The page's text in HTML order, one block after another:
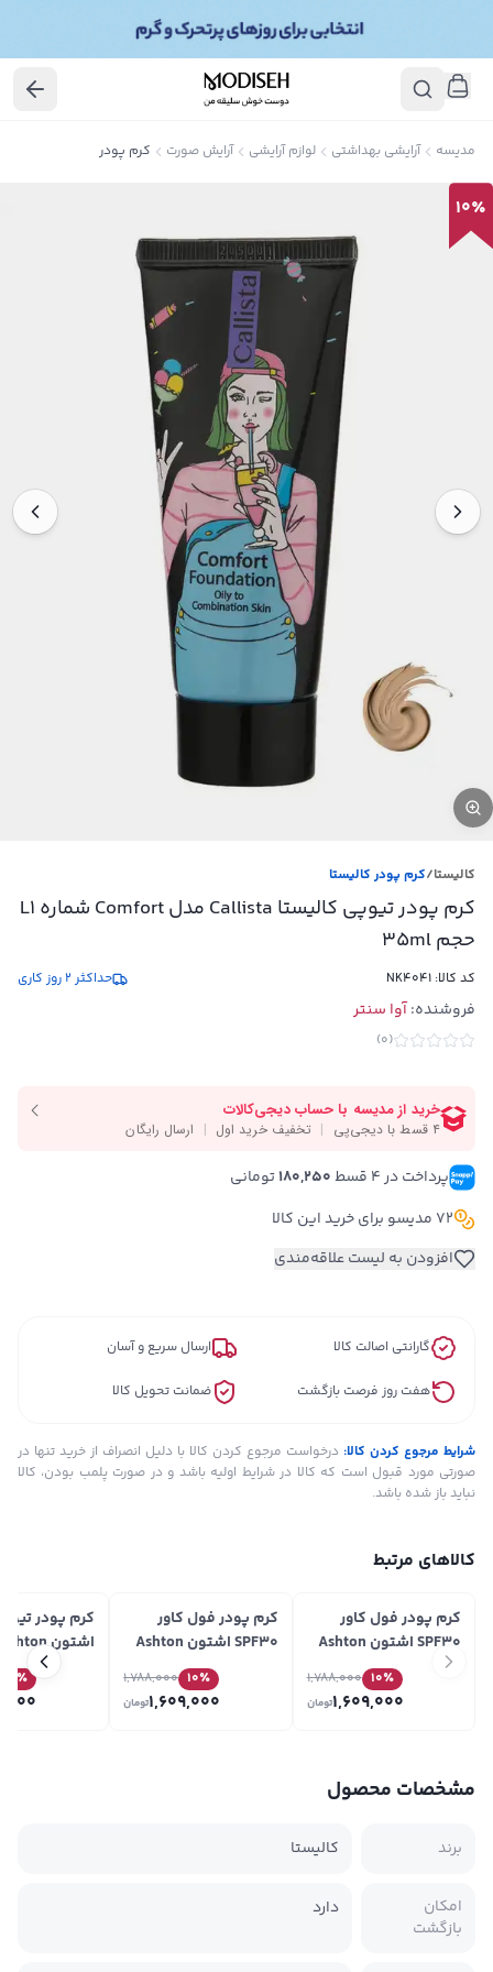
مدیسه آرایشی بهداشتی لوازم آرایشی آرایش صورت کرم پودر
10٪
کالیستا/کرم پودر کالیستا
کرم پودر تیوپی کالیستا Callista مدل Comfort شماره L1
حجم 35ml
کد کالا: NK4041 حداکثر 2 روز کاری
فروشنده:آوا سنتر
(
0
)
پرداخت در ۴ قسط 180,250 تومانی
72 مدیسو برای خرید این کالا
افزودن به لیست علاقه‌مندی
گارانتی اصالت کالا ارسال سریع و آسان
هفت روز فرصت بازگشت ضمانت تحویل کالا
شرایط مرجوع کردن کالا: درخواست مرجوع کردن کالا با دلیل انصراف از خرید تنها در
صورتی مورد قبول است که کالا در شرایط اولیه باشد و در صورت پلمب بودن، کالا
نباید باز شده باشد.
کالاهای مرتبط
کرم پودر فول کاور
SPF30 اشتون Ashton
شماره GF40
10٪ 1,788,000
1,609,000تومان
کرم پودر فول کاور
SPF30 اشتون Ashton
10٪ 1,788,000
1,609,000تومان
٪
مشخصات محصول
برند کالیستا
امکان
بازگشت
دارد